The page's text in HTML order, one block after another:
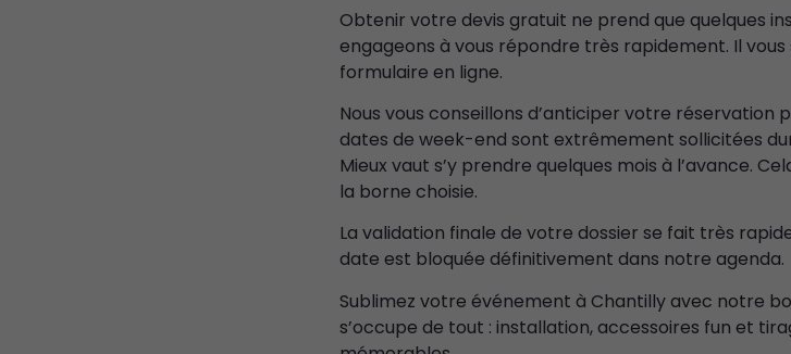
Obtenir votre devis gratuit ne prend que quelques
engageons à vous répondre très rapidement. Il
formulaire en ligne.
Nous vous conseillons d’anticiper votre réservation
dates de week-end sont extrêmement sollicitées
Mieux vaut s’y prendre quelques mois à l’avance.
la borne choisie.
La validation finale de votre dossier se fait très
date est bloquée définitivement dans notre agenda.
Sublimez votre événement à Chantilly avec notre
s’occupe de tout : installation, accessoires fun et
la
est
de